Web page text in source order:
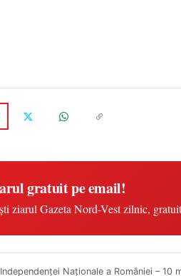
gratuit pe email!
ziarul Gazeta Nord-Vest zilnic,
Naționale a României – 10